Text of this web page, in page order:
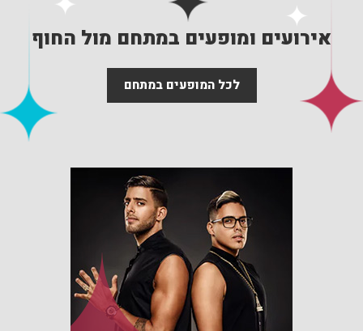
אירועים ומופעים במתחם מול החוף
לכל המופעים במתחם